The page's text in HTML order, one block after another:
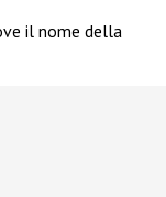
il nome della